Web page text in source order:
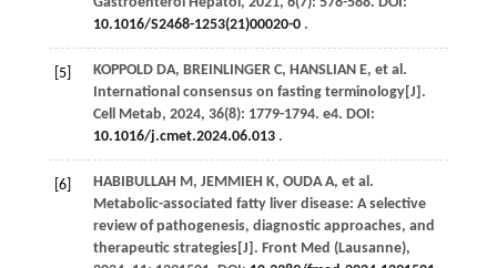
10.1016/S2468-1253(21)00020-0.
[5] KOPPOLD DA, BREINLINGER C, HANSLIAN E, et al .
International consensus on fasting terminology[J].
Cell Metab, 2024, 36(8): 1779-1794. e4. DOI:
10.1016/j.cmet.2024.06.013.
[6] HABIBULLAH M, JEMMIEH K, OUDA A, et al .
Metabolic-associated fatty liver disease: A selective
review of pathogenesis, diagnostic approaches, and
therapeutic strategies[J]. Front Med (Lausanne),